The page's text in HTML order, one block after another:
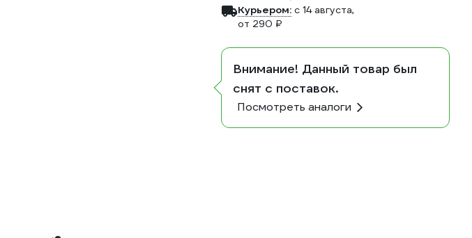
Курьером: c 14 августа,
от 290 ₽
Внимание! Данный товар был
снят с поставок.
Посмотреть аналоги